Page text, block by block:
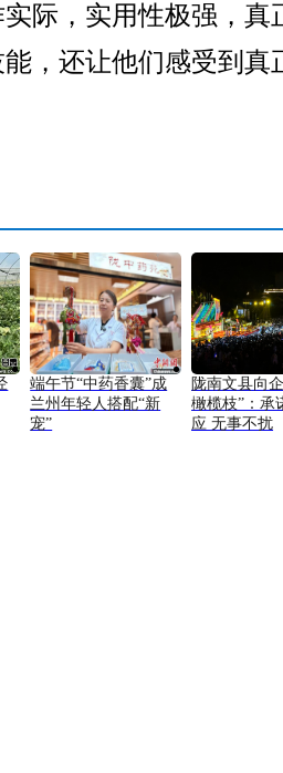
际，实用性极强，真
，还让他们感受到真
端午节“中药香囊”成
兰州年轻人搭配“新
宠”
陇南文县向
橄榄枝”：承
应 无事不扰